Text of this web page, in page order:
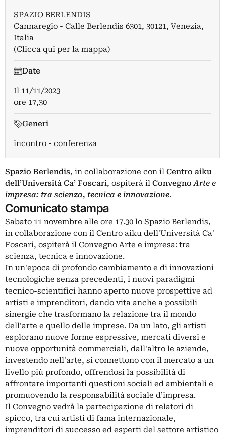
SPAZIO BERLENDIS
Cannaregio - Calle Berlendis 6301, 30121, Venezia,
Italia
(Clicca qui per la mappa)
Date
Il 11/11/2023
ore 17,30
Generi
incontro - conferenza
Spazio Berlendis, in collaborazione con il Centro aiku
dell’Università Ca’ Foscari, ospiterà il Convegno Arte e
impresa: tra scienza, tecnica e innovazione.
Comunicato stampa
Sabato 11 novembre alle ore 17.30 lo Spazio Berlendis,
in collaborazione con il Centro aiku dell'Università Ca'
Foscari, ospiterà il Convegno Arte e impresa: tra
scienza, tecnica e innovazione.
In un'epoca di profondo cambiamento e di innovazioni
tecnologiche senza precedenti, i nuovi paradigmi
tecnico-scientifici hanno aperto nuove prospettive ad
artisti e imprenditori, dando vita anche a possibili
sinergie che trasformano la relazione tra il mondo
dell'arte e quello delle imprese. Da un lato, gli artisti
esplorano nuove forme espressive, mercati diversi e
nuove opportunità commerciali, dall'altro le aziende,
investendo nell'arte, si connettono con il mercato a un
livello più profondo, offrendosi la possibilità di
affrontare importanti questioni sociali ed ambientali e
promuovendo la responsabilità sociale d’impresa.
Il Convegno vedrà la partecipazione di relatori di
spicco, tra cui artisti di fama internazionale,
imprenditori di successo ed esperti del settore artistico